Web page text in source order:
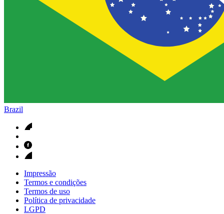
Brazil
Impressão
Termos e condições
Termos de uso
Política de privacidade
LGPD